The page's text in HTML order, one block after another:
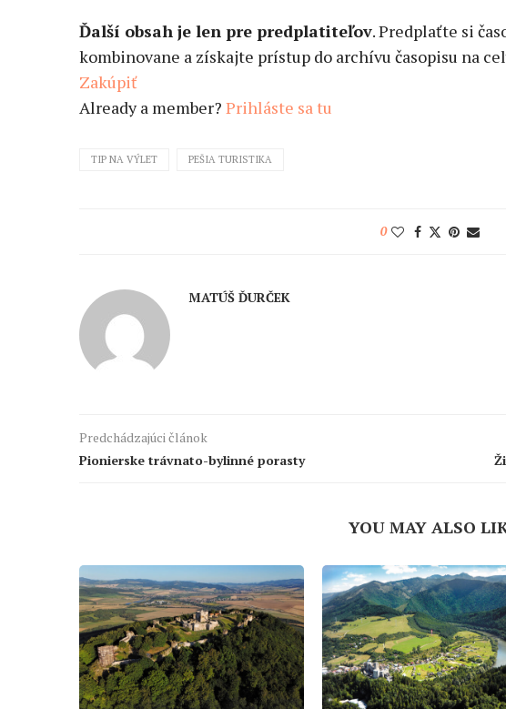
Ďalší obsah je len pre predplatiteľov. Predplaťte si
kombinovane a získajte prístup do archívu časopisu na
Zakúpiť
Already a member? Prihláste sa tu
TIP NA VÝLET PEŠIA TURISTIKA
0
MATÚŠ ĎURČEK
Predchádzajúci článok
Pionierske trávnato-bylinné porasty
YOU MAY ALSO